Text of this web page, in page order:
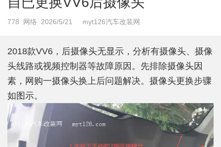
778 网络 2026/5/21 myt126汽车改装网
2018款VV6，后摄像头无显示，分析有摄像头、摄像
头线路或视频控制器等故障原因。先排除摄像头因
素，网购一摄像头换上后问题解决。摄像头更换步骤
如图示。